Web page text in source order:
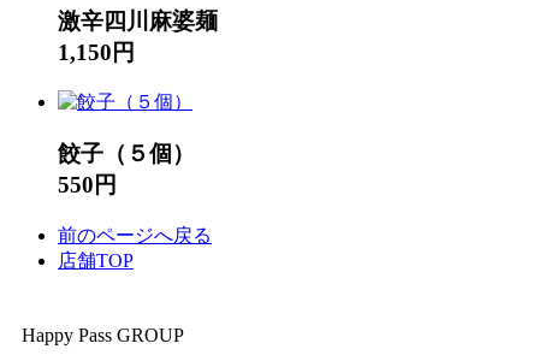
激辛四川麻婆麺
1,150円
餃子（５個）
550円
前のページへ戻る
店舗TOP
Happy Pass GROUP